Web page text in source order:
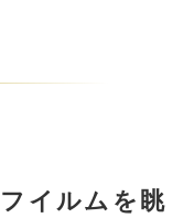
イルムを眺